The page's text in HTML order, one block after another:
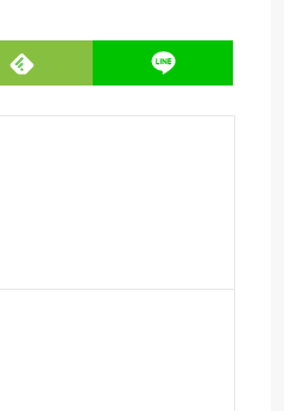
line